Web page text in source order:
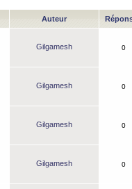
Auteur
Gilgamesh 0
Gilgamesh 0
Gilgamesh 0
Gilgamesh 0